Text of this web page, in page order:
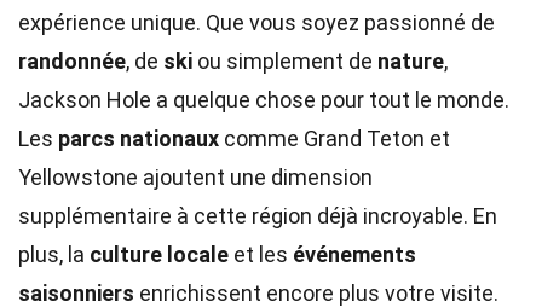
expérience unique. Que vous soyez passionné de
randonnée, de ski ou simplement de nature,
Jackson Hole a quelque chose pour tout le monde.
Les parcs nationaux comme Grand Teton et
Yellowstone ajoutent une dimension
supplémentaire à cette région déjà incroyable. En
plus, la culture locale et les événements
saisonniers enrichissent encore plus votre visite.